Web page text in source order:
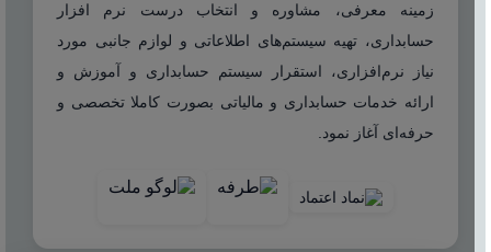
زمینه معرفی، مشاوره و انتخاب درست نرم افزار
حسابداری، تهیه سیستم‌های اطلاعاتی و لوازم جانبی مورد
نیاز نرم‌افزاری، استقرار سیستم حسابداری و آموزش و
ارائه خدمات حسابداری و مالیاتی بصورت کاملا تخصصی و
حرفه‌ای آغاز نمود.